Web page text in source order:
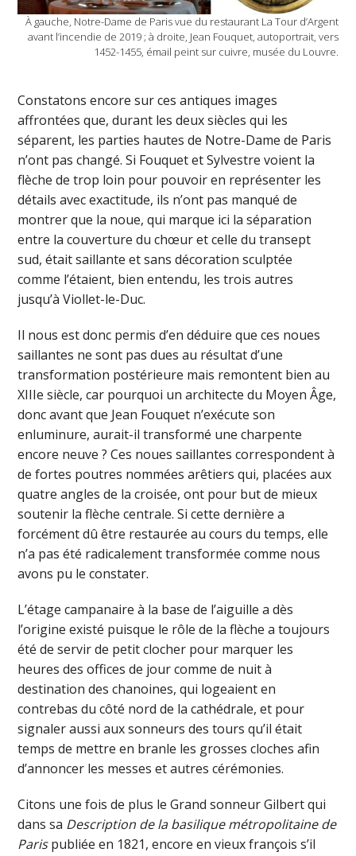
À gauche, Notre-Dame de Paris vue du restaurant La Tour d’Argent
avant l’incendie de 2019 ; à droite, Jean Fouquet, autoportrait, vers
1452-1455, émail peint sur cuivre, musée du Louvre.
Constatons encore sur ces antiques images
affrontées que, durant les deux siècles qui les
séparent, les parties hautes de Notre-Dame de Paris
n’ont pas changé. Si Fouquet et Sylvestre voient la
flèche de trop loin pour pouvoir en représenter les
détails avec exactitude, ils n’ont pas manqué de
montrer que la noue, qui marque ici la séparation
entre la couverture du chœur et celle du transept
sud, était saillante et sans décoration sculptée
comme l’étaient, bien entendu, les trois autres
jusqu’à Viollet-le-Duc.
Il nous est donc permis d’en déduire que ces noues
saillantes ne sont pas dues au résultat d’une
transformation postérieure mais remontent bien au
XIIIe siècle, car pourquoi un architecte du Moyen Âge,
donc avant que Jean Fouquet n’exécute son
enluminure, aurait-il transformé une charpente
encore neuve ? Ces noues saillantes correspondent à
de fortes poutres nommées arêtiers qui, placées aux
quatre angles de la croisée, ont pour but de mieux
soutenir la flèche centrale. Si cette dernière a
forcément dû être restaurée au cours du temps, elle
n’a pas été radicalement transformée comme nous
avons pu le constater.
L’étage campanaire à la base de l’aiguille a dès
l’origine existé puisque le rôle de la flèche a toujours
été de servir de petit clocher pour marquer les
heures des offices de jour comme de nuit à
destination des chanoines, qui logeaient en
contrebas du côté nord de la cathédrale, et pour
signaler aussi aux sonneurs des tours qu’il était
temps de mettre en branle les grosses cloches afin
d’annoncer les messes et autres cérémonies.
Citons une fois de plus le Grand sonneur Gilbert qui
dans sa Description de la basilique métropolitaine de
Parispubliée en 1821, encore en vieux françois s’il